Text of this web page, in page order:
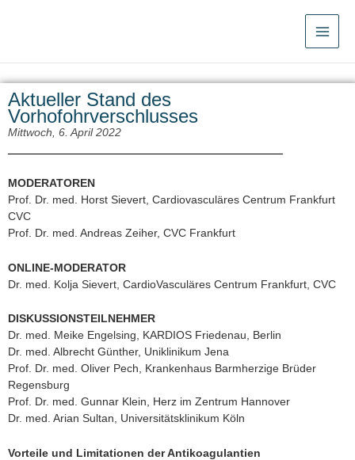
Aktueller Stand des
Vorhofohrverschlusses
Mittwoch, 6. April 2022
MODERATOREN
Prof. Dr. med. Horst Sievert, Cardiovasculäres Centrum Frankfurt
CVC
Prof. Dr. med. Andreas Zeiher, CVC Frankfurt
ONLINE-MODERATOR
Dr. med. Kolja Sievert, CardioVasculäres Centrum Frankfurt, CVC
DISKUSSIONSTEILNEHMER
Dr. med. Meike Engelsing, KARDIOS Friedenau, Berlin
Dr. med. Albrecht Günther, Uniklinikum Jena
Prof. Dr. med. Oliver Pech, Krankenhaus Barmherzige Brüder
Regensburg
Prof. Dr. med. Gunnar Klein, Herz im Zentrum Hannover
Dr. med. Arian Sultan, Universitätsklinikum Köln
Vorteile und Limitationen der Antikoagulantien